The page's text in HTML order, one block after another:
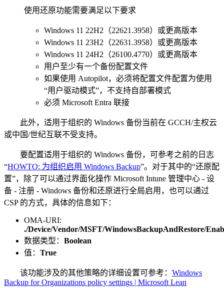
使用还原功能需要满足以下要求
Windows 11 22H2（22621.3958）或更高版本
Windows 11 23H2（22631.3958）或更高版本
Windows 11 24H2（26100.4770）或更高版本
用户至少有一个备份配置文件
如果使用 Autopilot，必须将配置文件配置为使用
“用户驱动模式”，不支持自部署模式
必须 Microsoft Entra 联接
此外，适用于组织的 Windows 备份当前在 GCCH/主权云
或中国/世纪互联不受支持。
要配置适用于组织的 Windows 备份，可参考之前的日志
“HOWTO: 为组织启用 Windows Backup”。对于其中的“还原配
置”，除了可以通过界面化操作 Microsoft Intune 管理中心 - 设
备 - 注册 - Windows 备份和还原进行全局启用，也可以通过
CSP 的方式，具体的信息如下：
OMA-URI:
./Device/Vendor/MSFT/WindowsBackupAndRestore/
数据类型： Boolean
值： True
该功能涉及的其他策略的详细设置可参考： Windows
Backup for Organizations policy settings | Microsoft Lean